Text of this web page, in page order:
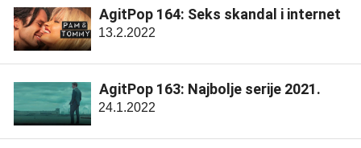
AgitPop 164: Seks skandal i internet
13.2.2022
AgitPop 163: Najbolje serije 2021.
24.1.2022